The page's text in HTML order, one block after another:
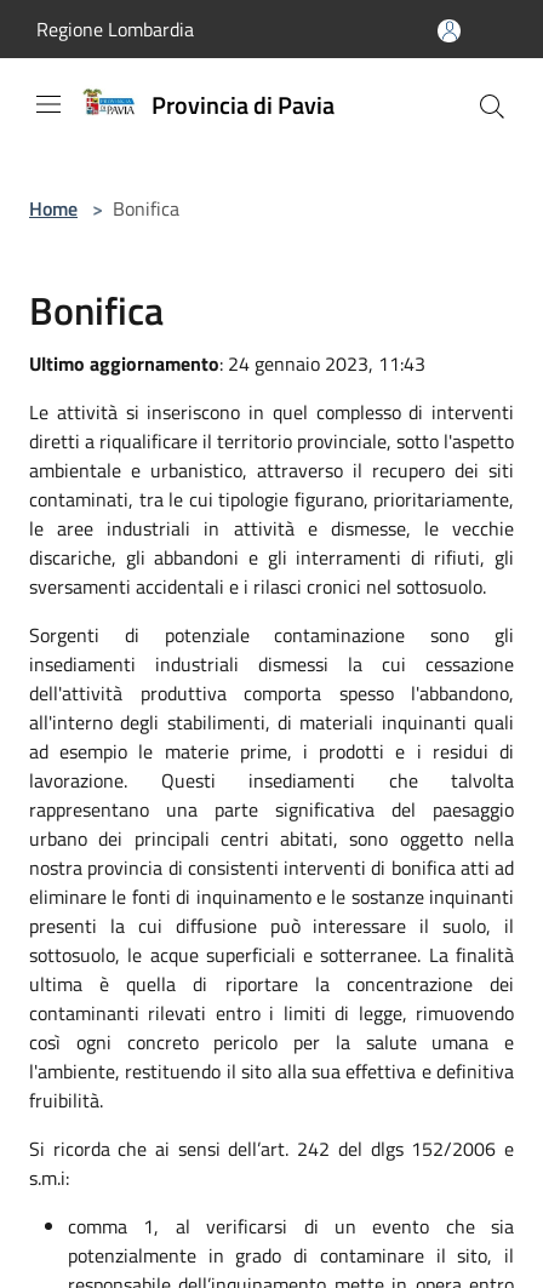
Regione Lombardia
Provincia di Pavia
Home > Bonifica
Bonifica
Ultimo aggiornamento: 24 gennaio 2023, 11:43
Le attività si inseriscono in quel complesso di interventi
diretti a riqualificare il territorio provinciale, sotto l'aspetto
ambientale e urbanistico, attraverso il recupero dei siti
contaminati, tra le cui tipologie figurano, prioritariamente,
le aree industriali in attività e dismesse, le vecchie
discariche, gli abbandoni e gli interramenti di rifiuti, gli
sversamenti accidentali e i rilasci cronici nel sottosuolo.
Sorgenti di potenziale contaminazione sono gli
insediamenti industriali dismessi la cui cessazione
dell'attività produttiva comporta spesso l'abbandono,
all'interno degli stabilimenti, di materiali inquinanti quali
ad esempio le materie prime, i prodotti e i residui di
lavorazione. Questi insediamenti che talvolta
rappresentano una parte significativa del paesaggio
urbano dei principali centri abitati, sono oggetto nella
nostra provincia di consistenti interventi di bonifica atti ad
eliminare le fonti di inquinamento e le sostanze inquinanti
presenti la cui diffusione può interessare il suolo, il
sottosuolo, le acque superficiali e sotterranee. La finalità
ultima è quella di riportare la concentrazione dei
contaminanti rilevati entro i limiti di legge, rimuovendo
così ogni concreto pericolo per la salute umana e
l'ambiente, restituendo il sito alla sua effettiva e definitiva
fruibilità.
Si ricorda che ai sensi dell’art. 242 del dlgs 152/2006 e
s.m.i:
comma 1, al verificarsi di un evento che sia
potenzialmente in grado di contaminare il sito, il